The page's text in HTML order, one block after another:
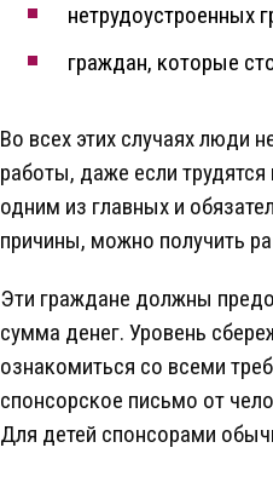
нетрудоустроенных
граждан, которые
Во всех этих случаях люди
работы, даже если
одним из главных и
причины, можно получить
Эти граждане должны
сумма денег. Уровень
ознакомиться со всеми
спонсорское письмо от
Для детей спонсорами